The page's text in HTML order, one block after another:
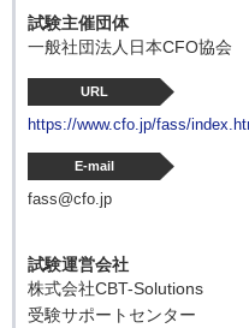
試験主催団体
一般社団法人日本CFO協会
URL
https://www.cfo.jp/fass/
E-mail
fass@cfo.jp
試験運営会社
株式会社CBT-Solutions
受験サポートセンター